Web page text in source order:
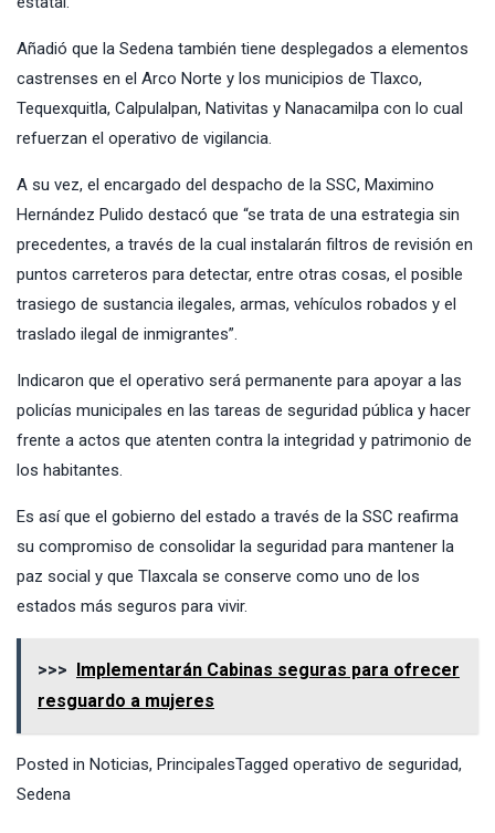
Añadió que la Sedena también tiene desplegados a elementos
castrenses en el Arco Norte y los municipios de Tlaxco,
Tequexquitla, Calpulalpan, Nativitas y Nanacamilpa con lo cual
refuerzan el operativo de vigilancia.
A su vez, el encargado del despacho de la SSC, Maximino
Hernández Pulido destacó que “se trata de una estrategia sin
precedentes, a través de la cual instalarán filtros de revisión en
puntos carreteros para detectar, entre otras cosas, el posible
trasiego de sustancia ilegales, armas, vehículos robados y el
traslado ilegal de inmigrantes”.
Indicaron que el operativo será permanente para apoyar a las
policías municipales en las tareas de seguridad pública y hacer
frente a actos que atenten contra la integridad y patrimonio de
los habitantes.
Es así que el gobierno del estado a través de la SSC reafirma
su compromiso de consolidar la seguridad para mantener la
paz social y que Tlaxcala se conserve como uno de los
estados más seguros para vivir.
>>>
Implementarán Cabinas seguras para ofrecer
resguardo a mujeres
Posted in Noticias, PrincipalesTagged operativo de seguridad,
Sedena